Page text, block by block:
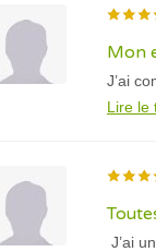
Mon
J’ai
Lire le
J’ai